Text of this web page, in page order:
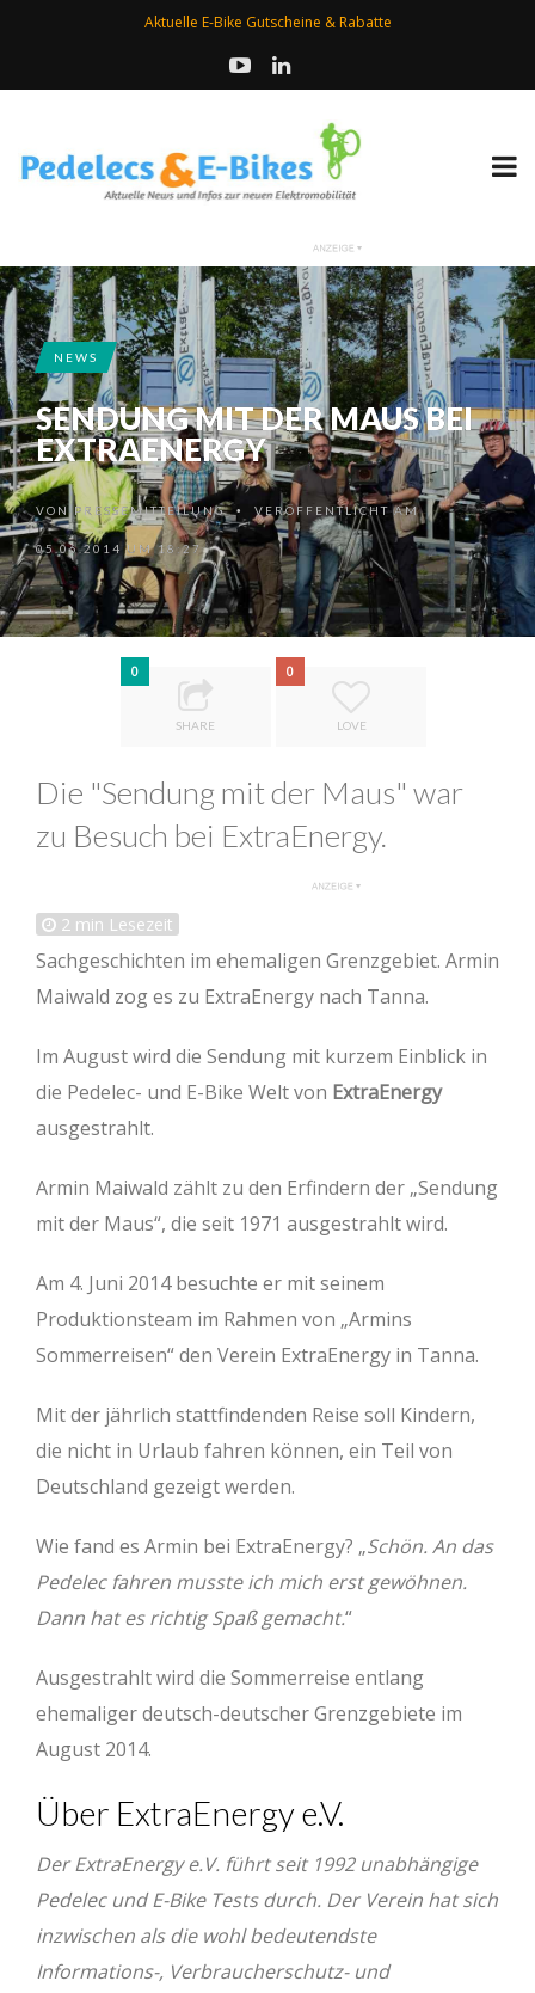
Aktuelle E-Bike Gutscheine & Rabatte
NEWS
SENDUNG MIT DER MAUS BEI
EXTRAENERGY
VON PRESSEMITTEILUNG • VERÖFFENTLICHT AM
05.06.2014 UM 18:27
0
SHARE
0
LOVE
Die "Sendung mit der Maus" war
zu Besuch bei ExtraEnergy.
2 min Lesezeit
Sachgeschichten im ehemaligen Grenzgebiet. Armin
Maiwald zog es zu ExtraEnergy nach Tanna.
Im August wird die Sendung mit kurzem Einblick in
die Pedelec- und E-Bike Welt von ExtraEnergy
ausgestrahlt.
Armin Maiwald zählt zu den Erfindern der „Sendung
mit der Maus“, die seit 1971 ausgestrahlt wird.
Am 4. Juni 2014 besuchte er mit seinem
Produktionsteam im Rahmen von „Armins
Sommerreisen“ den Verein ExtraEnergy in Tanna.
Mit der jährlich stattfindenden Reise soll Kindern,
die nicht in Urlaub fahren können, ein Teil von
Deutschland gezeigt werden.
Wie fand es Armin bei ExtraEnergy? „Schön. An das
Pedelec fahren musste ich mich erst gewöhnen.
Dann hat es richtig Spaß gemacht.“
Ausgestrahlt wird die Sommerreise entlang
ehemaliger deutsch-deutscher Grenzgebiete im
August 2014.
Über ExtraEnergy e.V.
Der ExtraEnergy e.V. führt seit 1992 unabhängige
Pedelec und E-Bike Tests durch. Der Verein hat sich
inzwischen als die wohl bedeutendste
Informations-, Verbraucherschutz- und